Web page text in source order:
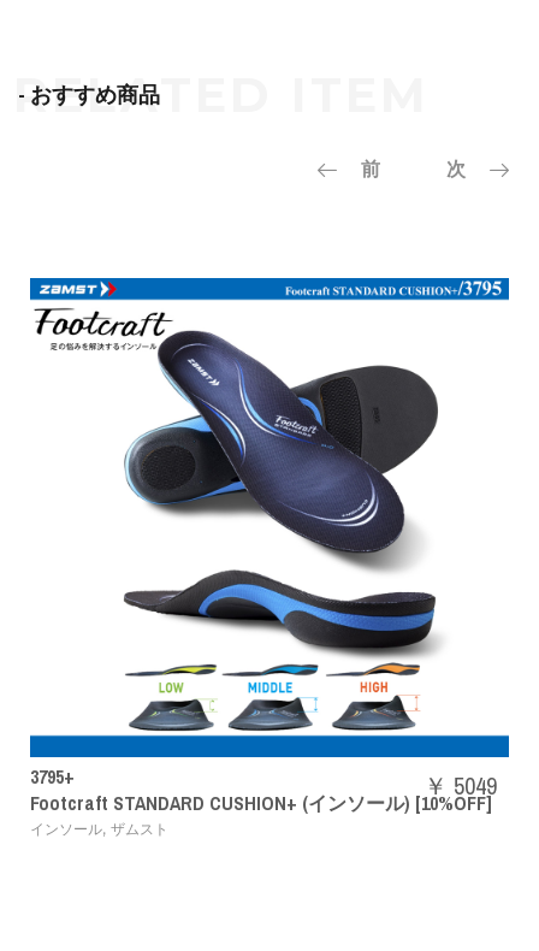
- おすすめ商品
前 次
CUSHION+ (インソール) [10%OFF]
SHBAZ2M
パワークッショ